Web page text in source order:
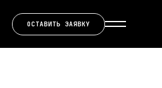
ОСТАВИТЬ ЗАЯВКУ